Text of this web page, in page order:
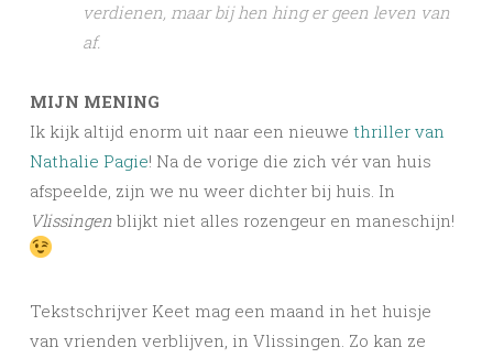
verdienen, maar bij hen hing er geen leven van
af.
MIJN MENING
Ik kijk altijd enorm uit naar een nieuwe thriller van
Nathalie Pagie! Na de vorige die zich vér van huis
afspeelde, zijn we nu weer dichter bij huis. In
Vlissingen blijkt niet alles rozengeur en maneschijn!
Tekstschrijver Keet mag een maand in het huisje
van vrienden verblijven, in Vlissingen. Zo kan ze